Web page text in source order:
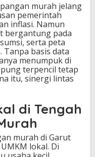
murah jelang
pemerintah
inflasi. Namun
bergantung pada
serta peta
Tanpa basis data
menumpuk di
terpencil tetap
itu, sinergi lintas
di Tengah
murah di Garut
lokal. Di